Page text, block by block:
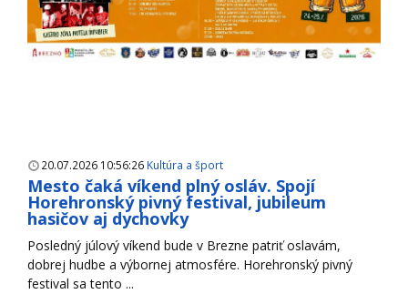
20.07.2026 10:56:26 Kultúra a šport
Mesto čaká víkend plný osláv. Spojí
Horehronský pivný festival, jubileum
hasičov aj dychovky
Posledný júlový víkend bude v Brezne patriť oslavám,
dobrej hudbe a výbornej atmosfére. Horehronský pivný
festival sa tento ...